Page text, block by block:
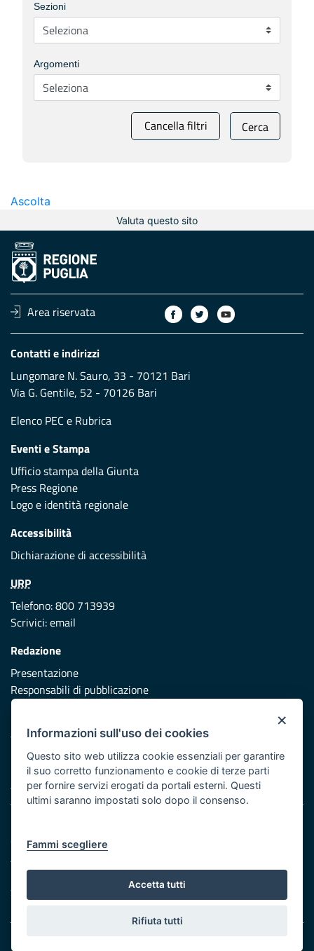
Sezioni
Argomenti
Cancella filtri Cerca
Ascolta
Valuta questo sito
Area riservata
Contatti e indirizzi
Lungomare N. Sauro, 33 - 70121 Bari
Via G. Gentile, 52 - 70126 Bari
Elenco PEC e Rubrica
Eventi e Stampa
Ufficio stampa della Giunta
Press Regione
Logo e identità regionale
Accessibilità
Dichiarazione di accessibilità
URP
Telefono: 800 713939
Scrivici:email
Redazione
Presentazione
Responsabili di pubblicazione
Vai al sito di Protezione Civile Puglia
Iniziativa finanziata con risorse del POR Puglia 2014/2020 -
Asse XI
Cookie e privacy
Atti di notifica
Feed RSS
Servizi Intranet
×
Informazioni sull'uso dei cookies
Questo sito web utilizza cookie essenziali per garantire
il suo corretto funzionamento e cookie di terze parti
per fornire servizi erogati da portali esterni. Questi
ultimi saranno impostati solo dopo il consenso.
Fammi scegliere
Accetta tutti
Rifiuta tutti